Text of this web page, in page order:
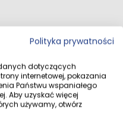
Polityka prywatności
dotyczących
internetowej, pokazania
Państwu wspaniałego
Aby uzyskać więcej
używamy, otwórz